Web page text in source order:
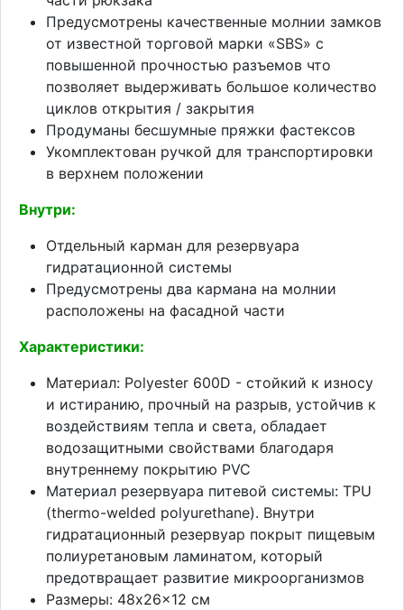
Предусмотрены качественные молнии замков
от известной торговой марки «SBS» с
повышенной прочностью разъемов что
позволяет выдерживать большое количество
циклов открытия / закрытия
Продуманы бесшумные пряжки фастексов
Укомплектован ручкой для транспортировки
в верхнем положении
Внутри:
Отдельный карман для резервуара
гидратационной системы
Предусмотрены два кармана на молнии
расположены на фасадной части
Характеристики:
Материал: Polyester 600D - стойкий к износу
и истиранию, прочный на разрыв, устойчив к
воздействиям тепла и света, обладает
водозащитными свойствами благодаря
внутреннему покрытию PVC
Материал резервуара питевой системы: TPU
(thermo-welded polyurethane). Внутри
гидратационный резервуар покрыт пищевым
полиуретановым ламинатом, который
предотвращает развитие микроорганизмов
Размеры: 48x26x12 см